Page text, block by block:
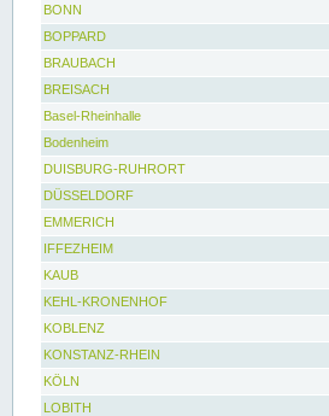
BONN
BOPPARD
BRAUBACH
BREISACH
Basel-Rheinhalle
Bodenheim
DUISBURG-RUHRORT
DÜSSELDORF
EMMERICH
IFFEZHEIM
KAUB
KEHL-KRONENHOF
KOBLENZ
KONSTANZ-RHEIN
KÖLN
LOBITH